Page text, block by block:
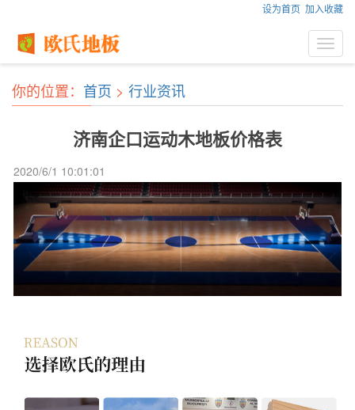
设为首页 加入收藏
你的位置： 首页 > 行业资讯
济南企口运动木地板价格表
2020/6/1 10:01:01